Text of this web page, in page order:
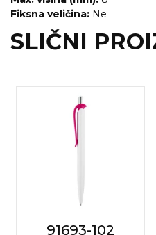
Fiksna veličina: Ne
SLIČNI
91693-102